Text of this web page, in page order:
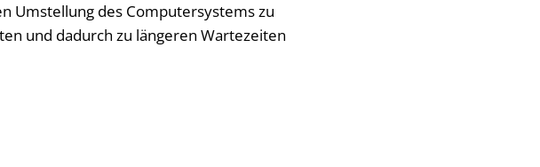
Umstellung des Computersystems zu
und dadurch zu längeren Wartezeiten